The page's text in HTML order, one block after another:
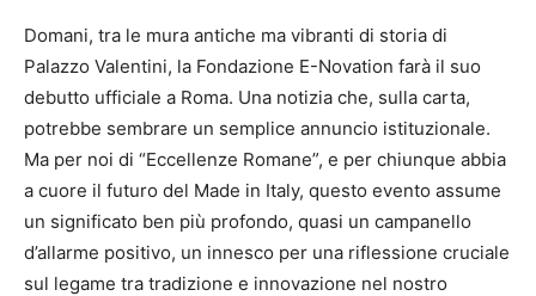
Domani, tra le mura antiche ma vibranti di storia di
Palazzo Valentini, la Fondazione E-Novation farà il suo
debutto ufficiale a Roma. Una notizia che, sulla carta,
potrebbe sembrare un semplice annuncio istituzionale.
Ma per noi di “Eccellenze Romane”, e per chiunque abbia
a cuore il futuro del Made in Italy, questo evento assume
un significato ben più profondo, quasi un campanello
d’allarme positivo, un innesco per una riflessione cruciale
sul legame tra tradizione e innovazione nel nostro